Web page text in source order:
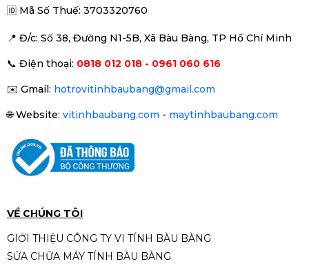
🆔 Mã Số Thuế: 3703320760
📍 Đ/c: Số 38, Đường N1-5B, Xã Bàu Bàng, TP Hồ Chí Minh
📞 Điện thoại: 0818 012 018 - 0961 060 616
✉️ Gmail: hotrovitinhbaubang@gmail.com
🌐Website: vitinhbaubang.com - maytinhbaubang.com
VỀ CHÚNG TÔI
GIỚI THIỆU CÔNG TY VI TÍNH BÀU BÀNG
SỬA CHỮA MÁY TÍNH BÀU BÀNG